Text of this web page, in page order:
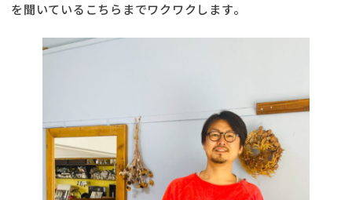
を聞いているこちらまでワクワクします。